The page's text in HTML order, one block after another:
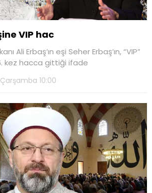
VIP hac
Ali Erbaş’ın eşi Seher Erbaş’ın, “VIP”
kez hacca gittiği ifade
10:00